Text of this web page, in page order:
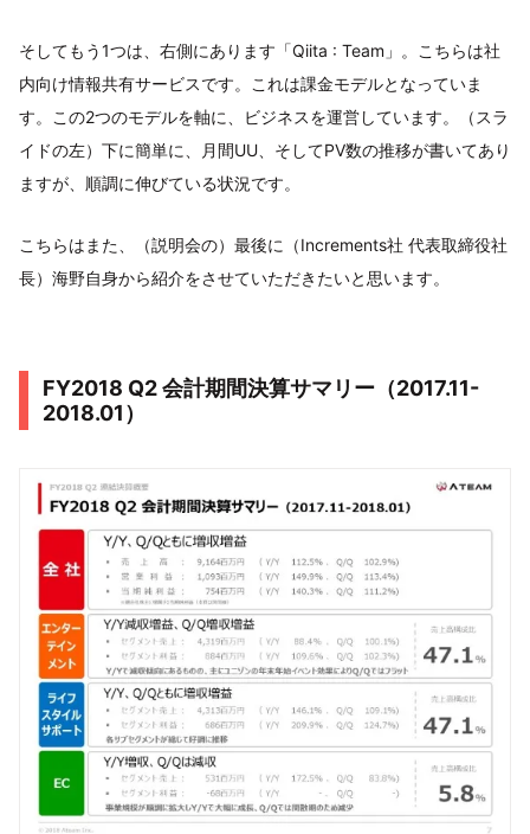
そしてもう1つは、右側にあります「Qiita : Team」。こちらは社
内向け情報共有サービスです。これは課金モデルとなっていま
す。この2つのモデルを軸に、ビジネスを運営しています。（スラ
イドの左）下に簡単に、月間UU、そしてPV数の推移が書いてあり
ますが、順調に伸びている状況です。
こちらはまた、（説明会の）最後に（Increments社 代表取締役社
長）海野自身から紹介をさせていただきたいと思います。
FY2018 Q2 会計期間決算サマリー（2017.11-
2018.01）